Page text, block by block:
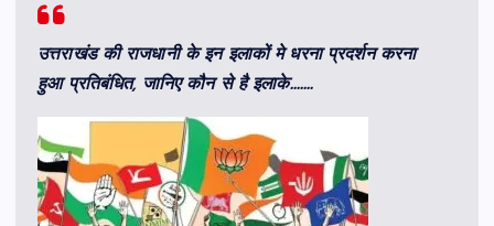
उत्तराखंड की राजधानी के इन इलाकों मे धरना प्रदर्शन करना
हुआ प्रतिबंधित, जानिए कौन से है इलाके…….